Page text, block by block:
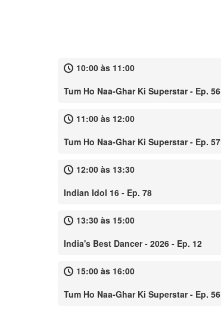
10:00 às 11:00
Tum Ho Naa-Ghar Ki Superstar - Ep. 56
11:00 às 12:00
Tum Ho Naa-Ghar Ki Superstar - Ep. 57
12:00 às 13:30
Indian Idol 16 - Ep. 78
13:30 às 15:00
India's Best Dancer - 2026 - Ep. 12
15:00 às 16:00
Tum Ho Naa-Ghar Ki Superstar - Ep. 56